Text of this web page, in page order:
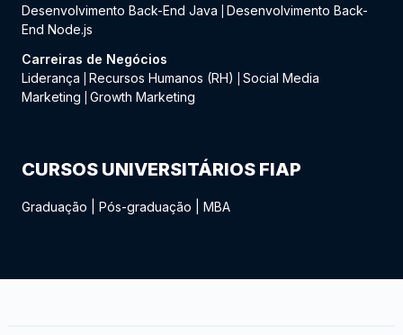
Desenvolvimento Back-End Java
Desenvolvimento Back-
End Node.js
Carreiras de Negócios
Liderança
Recursos Humanos (RH)
Social Media
Marketing
Growth Marketing
CURSOS UNIVERSITÁRIOS FIAP
Graduação Pós-graduação MBA